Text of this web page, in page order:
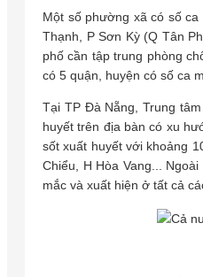
Một số phường xã có số
Thạnh, P Sơn Kỳ (Q Tân
phố cần tập trung phòng
có 5 quận, huyện có số ca
Tại TP Đà Nẵng, Trung
huyết trên địa bàn có xu
sốt xuất huyết với khoảng
Chiểu, H Hòa Vang...
mắc và xuất hiện ở tất cả